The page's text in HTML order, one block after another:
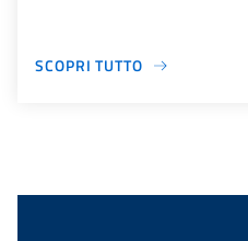
SCOPRI TUTTO